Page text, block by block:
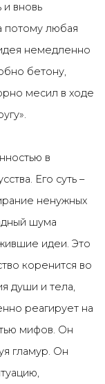
и вновь
потому любая
немедленно
бетону,
месил в ходе
в
Его суть –
ненужных
шума
идеи. Это
коренится во
души и тела,
реагирует на
мифов. Он
гламур. Он